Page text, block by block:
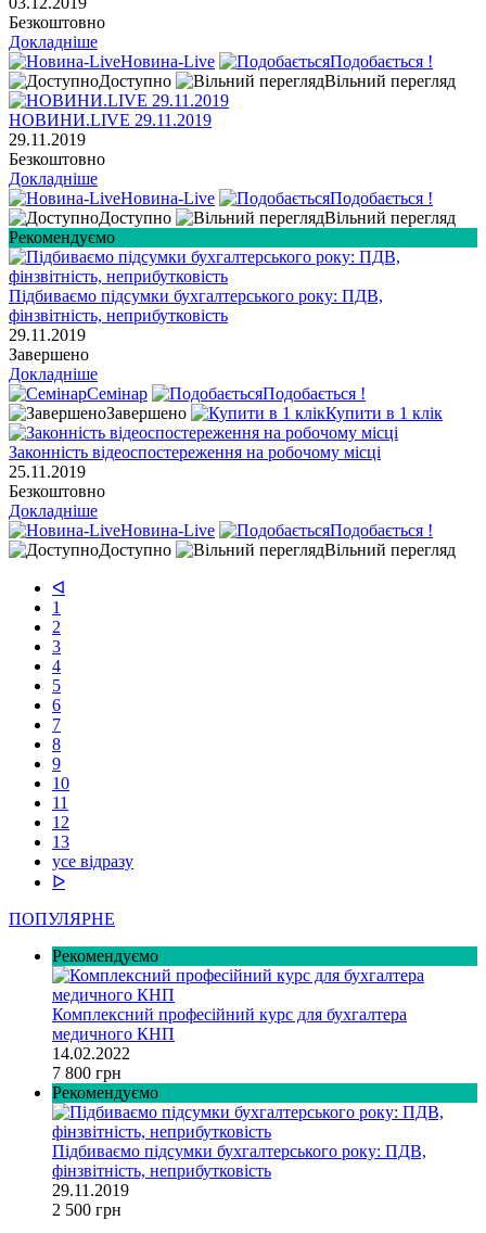
Безкоштовно
Докладніше
Новина-Live
Подобається !
Доступно
Вільний перегляд
НОВИНИ.LIVE 29.11.2019
29.11.2019
Безкоштовно
Докладніше
Новина-Live
Подобається !
Доступно
Вільний перегляд
Рекомендуємо
Підбиваємо підсумки бухгалтерського року: ПДВ,
фінзвітність, неприбутковість
29.11.2019
Завершено
Докладніше
Семінар
Подобається !
Завершено
Купити в 1 клік
Законність відеоспостереження на робочому місці
25.11.2019
Безкоштовно
Докладніше
Новина-Live
Подобається !
Доступно
Вільний перегляд
ᐊ
1
2
3
4
5
6
7
8
9
10
11
12
13
усе відразу
ᐅ
ПОПУЛЯРНЕ
Рекомендуємо
Комплексний професійний курс для бухгалтера
медичного КНП
14.02.2022
7 800 грн
Рекомендуємо
Підбиваємо підсумки бухгалтерського року: ПДВ,
фінзвітність, неприбутковість
29.11.2019
2 500 грн